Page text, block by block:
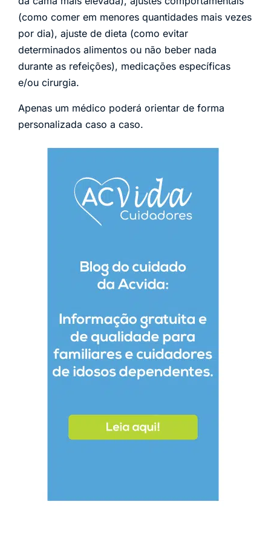
(como comer em menores quantidades mais vezes
por dia), ajuste de dieta (como evitar
determinados alimentos ou não beber nada
durante as refeições), medicações específicas
e/ou cirurgia.
Apenas um médico poderá orientar de forma
personalizada caso a caso.